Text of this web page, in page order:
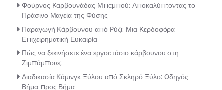
Φούρνος Καρβουνάδας Μπαμπού: Αποκαλύπτοντας το
Πράσινο Μαγεία της Φύσης
Παραγωγή Κάρβουνου από Ρύζι: Μια Κερδοφόρα
Επιχειρηματική Ευκαιρία
Πώς να ξεκινήσετε ένα εργοστάσιο κάρβουνου στη
Ζιμπάμπουε;
Διαδικασία Κάμινγκ Ξύλου από Σκληρό Ξύλο: Οδηγός
Βήμα προς Βήμα